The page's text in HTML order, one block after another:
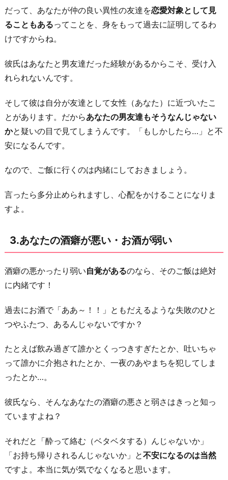
度
も
嫉
妬
を
つ
け
た
こ
が
る
が
ヤ
な
持
ち
に
な
っ
当
然」
思
え
な
だって、あなたが仲の良い異性の友達を恋愛対象として見
ることもあるってことを、身をもって過去に証明してるわ
けですからね。
彼氏はあなたと男友達だった経験があるからこそ、受け入
れられないんです。
そして彼は自分が友達として女性（あなた）に近づいたこ
とがあります。だからあなたの男友達もそうなんじゃない
かと疑いの目で見てしまうんです。「もしかしたら…」と不
安になるんです。
なので、ご飯に行くのは内緒にしておきましょう。
言ったら多分止められますし、心配をかけることになりま
すよ。
3.あなたの酒癖が悪い・お酒が弱い
酒癖の悪かったり弱い自覚があるのなら、そのご飯は絶対
に内緒です！
過去にお酒で「ああ～！！」ともだえるような失敗のひと
つやふたつ、あるんじゃないですか？
たとえば飲み過ぎて誰かとくっつきすぎたとか、吐いちゃ
って誰かに介抱されたとか、一夜のあやまちを犯してしま
ったとか…。
彼氏なら、そんなあなたの酒癖の悪さと弱さはきっと知っ
ていますよね？
それだと「酔って絡む（ベタベタする）んじゃないか」
「お持ち帰りされるんじゃないか」と不安になるのは当然
ですよ。本当に気が気でなくなると思います。